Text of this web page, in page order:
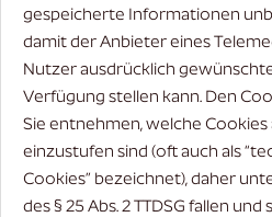
gespeicherte Informationen
damit der Anbieter eines
Nutzer ausdrücklich
Verfügung stellen kann. Den
Sie entnehmen, welche
einzustufen sind (oft auch als
Cookies” bezeichnet), daher
des § 25 Abs. 2 TTDSG fallen